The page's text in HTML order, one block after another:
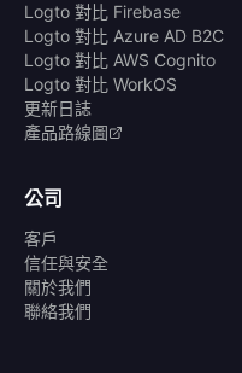
Logto 對比 Firebase
Logto 對比 Azure AD B2C
Logto 對比 AWS Cognito
Logto 對比 WorkOS
更新日誌
產品路線圖
公司
客戶
信任與安全
關於我們
聯絡我們